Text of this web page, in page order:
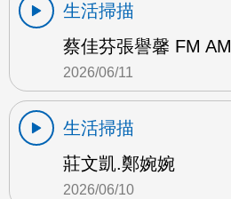
生活掃描
蔡佳芬張譽馨 FM AM
2026/06/11
生活掃描
莊文凱.鄭婉婉
2026/06/10